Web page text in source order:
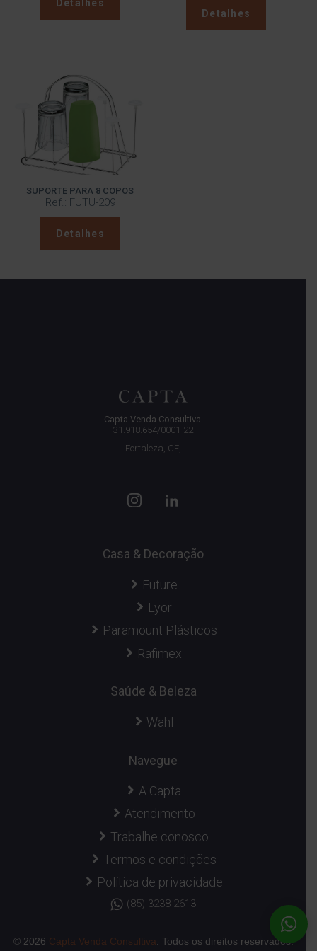
Detalhes
Detalhes
SUPORTE PARA 8 COPOS
Ref.: FUTU-209
Detalhes
Capta Venda Consultiva.
31.918.654/0001-22
Fortaleza, CE,
Casa & Decoração
Future
Lyor
Paramount Plásticos
Rafimex
Saúde & Beleza
Wahl
Navegue
A Capta
Atendimento
Trabalhe conosco
Termos e condições
Política de privacidade
(85) 3238-2613
© 2026 Capta Venda Consultiva . Todos os direitos reservados.